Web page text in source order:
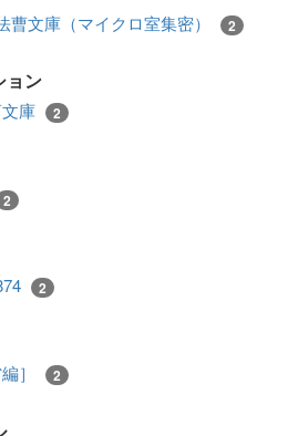
曹文庫（マイクロ室集密） 2
ョン
庫 2
2
2
］ 2